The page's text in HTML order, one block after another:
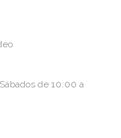
de 10:00 a